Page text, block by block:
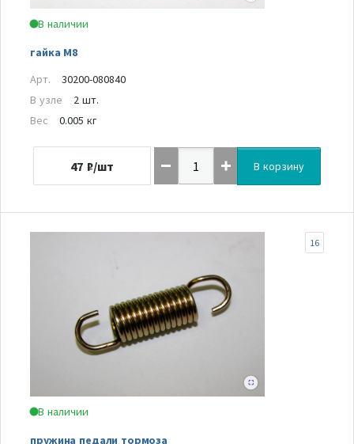
В наличии
гайка М8
Арт.
30200-080840
В узле
2 шт.
Вес
0.005 кг
47 ₽/шт В корзину
В наличии
пружина педали тормоза
16